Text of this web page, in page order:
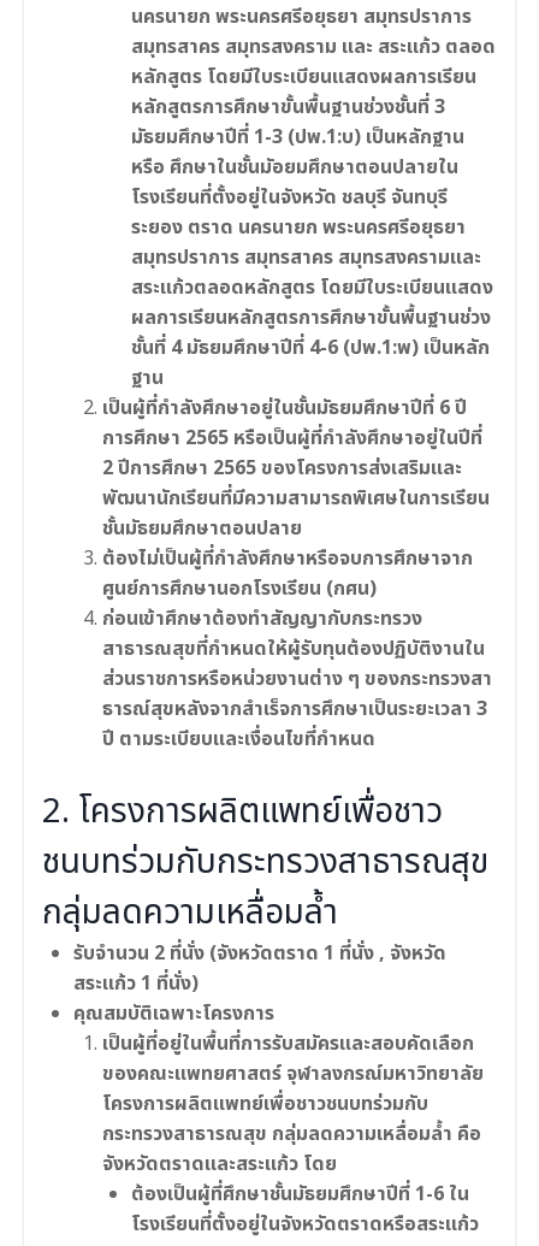
นครนายก พระนครศรีอยุธยา สมุทรปราการ
สมุทรสาคร สมุทรสงคราม และ สระแก้ว ตลอด
หลักสูตร โดยมีใบระเบียนแสดงผลการเรียน
หลักสูตรการศึกษาขั้นพื้นฐานช่วงชั้นที่ 3
มัธยมศึกษาปีที่ 1-3 (ปพ.1:บ) เป็นหลักฐาน
หรือ ศึกษาในชั้นมัอยมศึกษาตอนปลายใน
โรงเรียนที่ตั้งอยู่ในจังหวัด ชลบุรี จันทบุรี
ระยอง ตราด นครนายก พระนครศรีอยุธยา
สมุทรปราการ สมุทรสาคร สมุทรสงครามและ
สระแก้วตลอดหลักสูตร โดยมีใบระเบียนแสดง
ผลการเรียนหลักสูตรการศึกษาขั้นพื้นฐานช่วง
ชั้นที่ 4 มัธยมศึกษาปีที่ 4-6 (ปพ.1:พ) เป็นหลัก
ฐาน
เป็นผู้ที่กำลังศึกษาอยู่ในชั้นมัธยมศึกษาปีที่ 6 ปี
การศึกษา 2565 หรือเป็นผู้ที่กำลังศึกษาอยู่ในปีที่
2 ปีการศึกษา 2565 ของโครงการส่งเสริมและ
พัฒนานักเรียนที่มีความสามารถพิเศษในการเรียน
ชั้นมัธยมศึกษาตอนปลาย
ต้องไม่เป็นผู้ที่กำลังศึกษาหรือจบการศึกษาจาก
ศูนย์การศึกษานอกโรงเรียน (กศน)
ก่อนเข้าศึกษาต้องทำสัญญากับกระทรวง
สาธารณสุขที่กำหนดให้ผู้รับทุนต้องปฏิบัติงานใน
ส่วนราชการหรือหน่วยงานต่าง ๆ ของกระทรวงสา
ธารณ์สุขหลังจากสำเร็จการศึกษาเป็นระยะเวลา 3
ปี ตามระเบียบและเงื่อนไขที่กำหนด
2. โครงการผลิตแพทย์เพื่อชาว
ชนบทร่วมกับกระทรวงสาธารณสุข
กลุ่มลดความเหลื่อมล้ำ
รับจำนวน 2 ที่นั่ง (จังหวัดตราด 1 ที่นั่ง , จังหวัด
สระแก้ว 1 ที่นั่ง)
คุณสมบัติเฉพาะโครงการ
เป็นผู้ที่อยู่ในพื้นที่การรับสมัครและสอบคัดเลือก
ของคณะแพทยศาสตร์ จุฬาลงกรณ์มหาวิทยาลัย
โครงการผลิตแพทย์เพื่อชาวชนบทร่วมกับ
กระทรวงสาธารณสุข กลุ่มลดความเหลื่อมล้ำ คือ
จังหวัดตราดและสระแก้ว โดย
ต้องเป็นผู้ที่ศึกษาชั้นมัธยมศึกษาปีที่ 1-6 ใน
โรงเรียนที่ตั้งอยู่ในจังหวัดตราดหรือสระแก้ว